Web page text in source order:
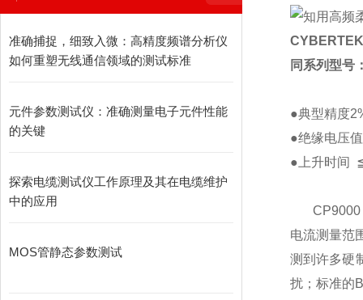
准确捕捉，细致入微：高精度频谱分析仪
如何重塑无线通信领域的测试标准
元件参数测试仪：准确测量电子元件性能
的关键
探索电缆测试仪工作原理及其在电缆维护
中的应用
MOS管静态参数测试
同系列型号
●典型精度
●绝缘电压值
● 上升时间
CP9000
电流测量范
测到许多硬
扰；标准的